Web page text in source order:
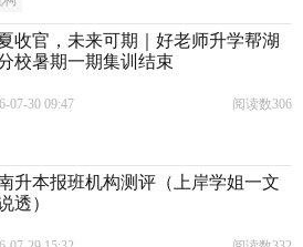
收官，未来可期｜好老师升学帮湖
校暑期一期集训结束
07-30 09:47 阅读数306
升本报班机构测评（上岸学姐一文
透）